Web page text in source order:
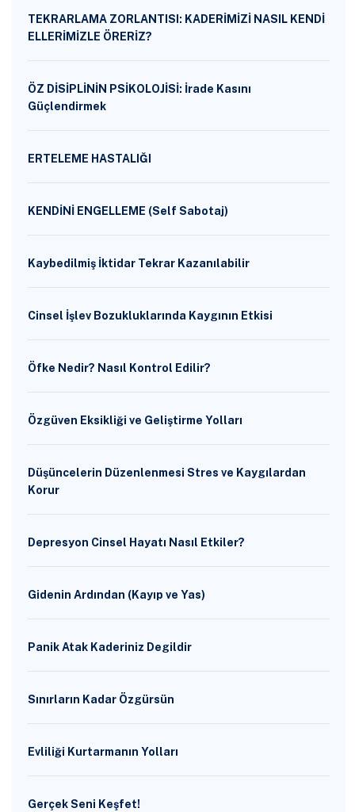
TEKRARLAMA ZORLANTISI: KADERİMİZİ NASIL KENDİ
ELLERİMİZLE ÖRERİZ?
ÖZ DİSİPLİNİN PSİKOLOJİSİ: İrade Kasını
Güçlendirmek
ERTELEME HASTALIĞI
KENDİNİ ENGELLEME (Self Sabotaj)
Kaybedilmiş İktidar Tekrar Kazanılabilir
Cinsel İşlev Bozukluklarında Kaygının Etkisi
Öfke Nedir? Nasıl Kontrol Edilir?
Özgüven Eksikliği ve Geliştirme Yolları
Düşüncelerin Düzenlenmesi Stres ve Kaygılardan
Korur
Depresyon Cinsel Hayatı Nasıl Etkiler?
Gidenin Ardından (Kayıp ve Yas)
Panik Atak Kaderiniz Degildir
Sınırların Kadar Özgürsün
Evliliği Kurtarmanın Yolları
Gerçek Seni Keşfet!